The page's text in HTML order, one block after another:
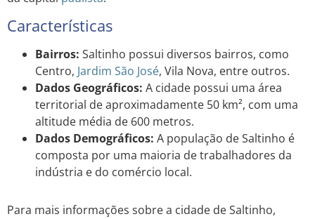
Características
Bairros: Saltinho possui diversos bairros, como
Centro, Jardim São José, Vila Nova, entre outros.
Dados Geográficos: A cidade possui uma área
territorial de aproximadamente 50 km², com uma
altitude média de 600 metros.
Dados Demográficos: A população de Saltinho é
composta por uma maioria de trabalhadores da
indústria e do comércio local.
Para mais informações sobre a cidade de Saltinho,